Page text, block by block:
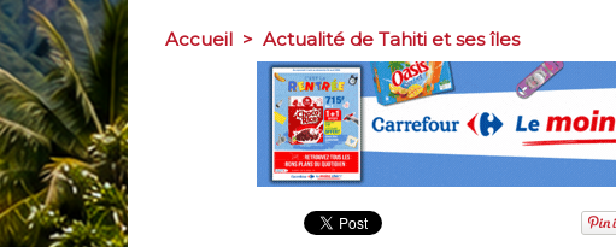
Accueil > Actualité de Tahiti et ses îles